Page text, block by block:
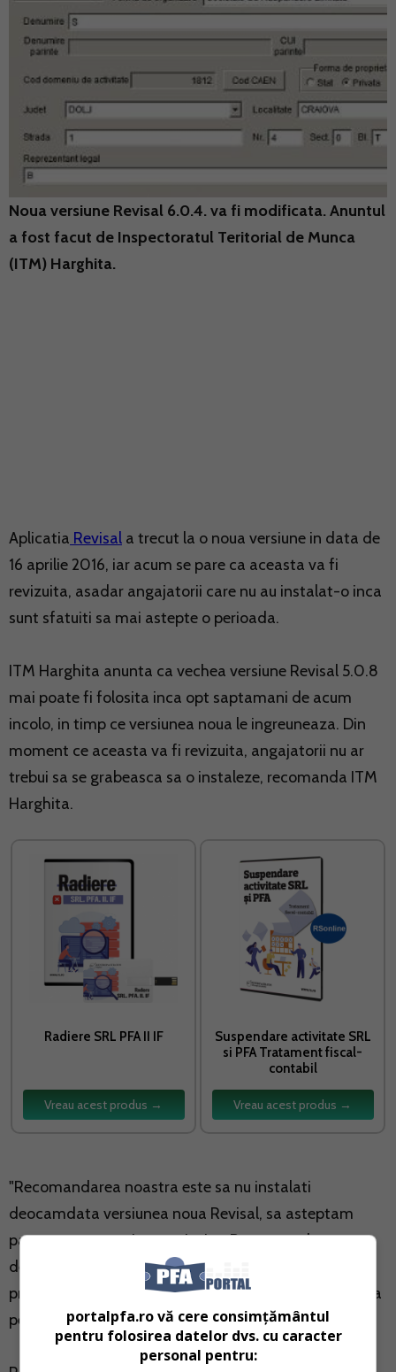
Noua versiune Revisal 6.0.4. va fi modificata. Anuntul
a fost facut de Inspectoratul Teritorial de Munca
(ITM) Harghita.
Aplicatia Revisal a trecut la o noua versiune in data de
16 aprilie 2016, iar acum se pare ca aceasta va fi
revizuita, asadar angajatorii care nu au instalat-o inca
sunt sfatuiti sa mai astepte o perioada.
ITM Harghita anunta ca vechea versiune Revisal 5.0.8
mai poate fi folosita inca opt saptamani de acum
incolo, in timp ce versiunea noua le ingreuneaza. Din
moment ce aceasta va fi revizuita, angajatorii nu ar
trebui sa se grabeasca sa o instaleze, recomanda ITM
Harghita.
Radiere SRL PFA II IF
Vreau acest produs →
Suspendare activitate SRL
si PFA Tratament fiscal-
contabil
Vreau acest produs →
"Recomandarea noastra este sa nu instalati
deocamdata versiunea noua Revisal, sa asteptam
pana apare o versiune revizuita. Pana una alta, se pot
depune in continuare din versiunea veche fara
probleme pentru minim 2 luni", a tranmis ITM Harghita
pe pagina de Facebook.
portalpfa.ro vă cere consimțământul
pentru folosirea datelor dvs. cu caracter
personal pentru: